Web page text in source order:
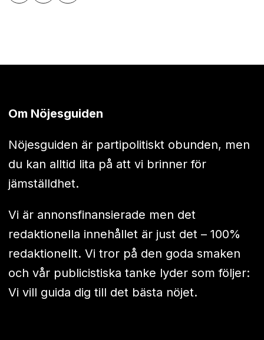
Om Nöjesguiden
Nöjesguiden är partipolitiskt obunden, men
du kan alltid lita på att vi brinner för
jämställdhet.
Vi är annonsfinansierade men det
redaktionella innehållet är just det – 100%
redaktionellt. Vi tror på den goda smaken
och vår publicistiska tanke lyder som följer:
Vi vill guida dig till det bästa nöjet.